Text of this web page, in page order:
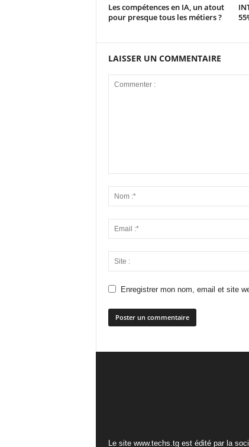
Les compétences en IA, un atout
pour presque tous les métiers ?
LAISSER UN COMMENTAIRE
Enregistrer mon nom, email et site
Le site www.techs.tg est édité par la